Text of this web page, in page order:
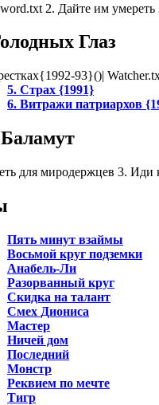
2. Дайте им
Глаз
93}()|
5. Страх {1991}
6. Витражи патриархов
для миродержцев 3. Иди
Пять минут взаймы
Восьмой круг подземки
Анабель-Ли
Разорванный круг
Скидка на талант
Смех Диониса
Мастер
Ничей дом
Последний
Монстр
Реквием по мечте
Тигр